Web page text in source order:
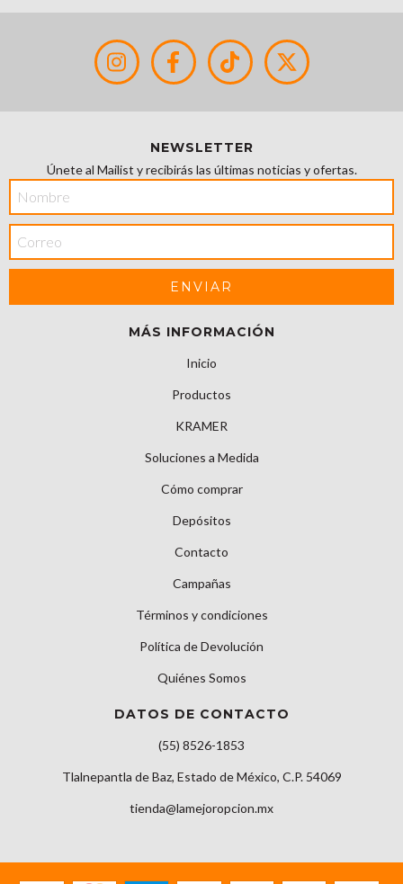
NEWSLETTER
Únete al Mailist y recibirás las últimas noticias y ofertas.
MÁS INFORMACIÓN
Inicio
Productos
KRAMER
Soluciones a Medida
Cómo comprar
Depósitos
Contacto
Campañas
Términos y condiciones
Política de Devolución
Quiénes Somos
DATOS DE CONTACTO
(55) 8526-1853
Tlalnepantla de Baz, Estado de México, C.P. 54069
tienda@lamejoropcion.mx